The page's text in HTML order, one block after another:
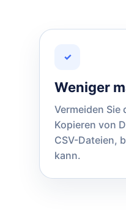
✓
Weniger
Vermeiden Sie
Kopieren von
CSV-Dateien,
kann.